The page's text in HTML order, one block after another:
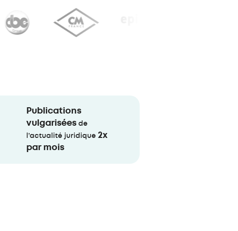
Publications
vulgarisées de
l’actualité juridique 2x
par mois